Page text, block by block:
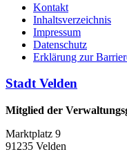
Kontakt
Inhaltsverzeichnis
Impressum
Datenschutz
Erklärung zur
Stadt Velden
Mitglied der
Marktplatz 9
91235 Velden